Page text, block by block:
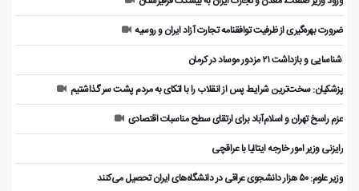
ضرورت بهره‌گیری از ظرفیت توافقنامه تجارت آزاد ایران و روسیه
️ شناسایی و بازداشت ۲۱ مزدور موساد در کرمان
پزشکیان: سخت‌ترین شرایط پس از انقلاب را با اتکای به مردم پشت سر گذاشتیم
عزم راسخ تهران و اسلام‌آباد برای ارتقای سطح مناسبات اقتصادی
رایزنی وزیر امور خارجه ایتالیا با عراقچی
وزیر علوم: ۵۰ هزار دانشجوی عراقی در دانشگاه‌های ایران تحصیل می‌کنند